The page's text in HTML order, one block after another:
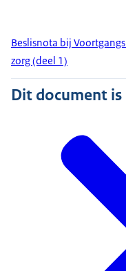
Beslisnota bij
zorg (deel 1)
Dit document